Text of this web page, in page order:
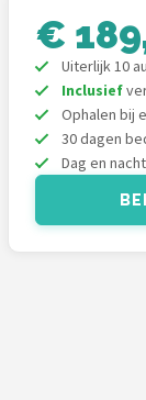
€
Uiterlijk 10
Inclusief
Ophalen bij
30 dagen
Dag en